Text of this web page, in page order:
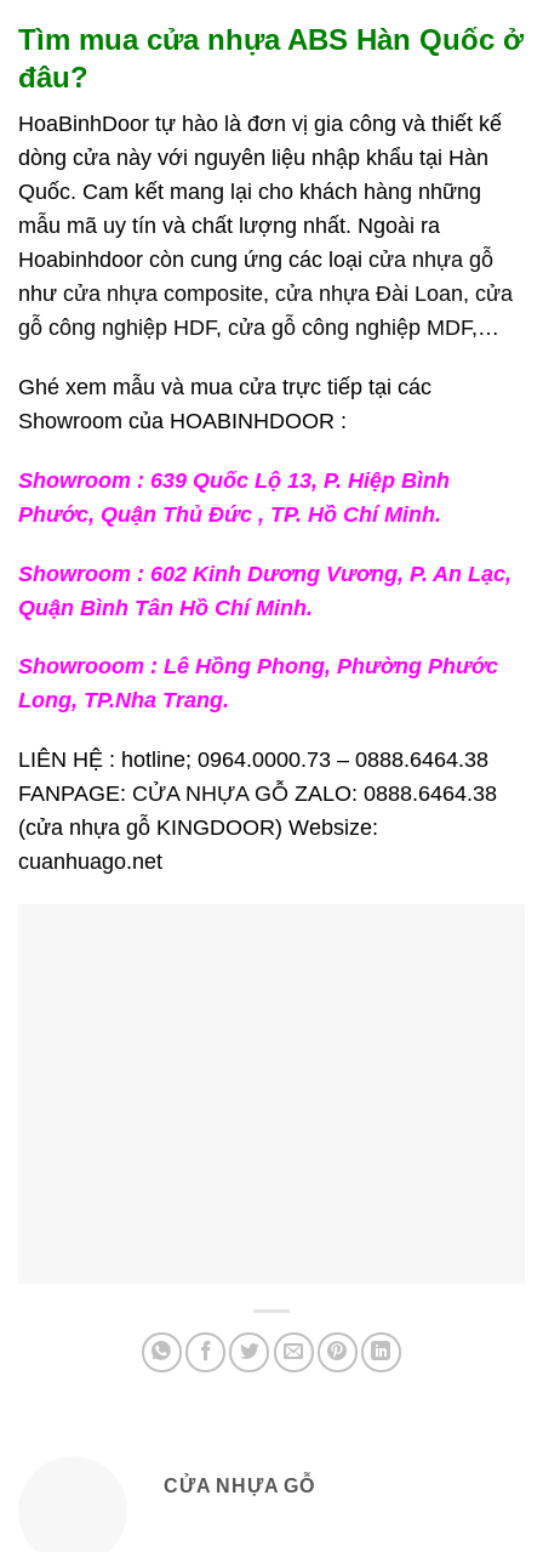
Tìm mua cửa nhựa ABS Hàn Quốc ở
đâu?
HoaBinhDoor tự hào là đơn vị gia công và thiết kế
dòng cửa này với nguyên liệu nhập khẩu tại Hàn
Quốc. Cam kết mang lại cho khách hàng những
mẫu mã uy tín và chất lượng nhất. Ngoài ra
Hoabinhdoor còn cung ứng các loại cửa nhựa gỗ
như cửa nhựa composite, cửa nhựa Đài Loan, cửa
gỗ công nghiệp HDF, cửa gỗ công nghiệp MDF,…
Ghé xem mẫu và mua cửa trực tiếp tại các
Showroom của HOABINHDOOR :
Showroom : 639 Quốc Lộ 13, P. Hiệp Bình
Phước, Quận Thủ Đức , TP. Hồ Chí Minh.
Showroom : 602 Kinh Dương Vương, P. An Lạc,
Quận Bình Tân Hồ Chí Minh.
Showrooom : Lê Hồng Phong, Phường Phước
Long, TP.Nha Trang.
LIÊN HỆ : hotline; 0964.0000.73 – 0888.6464.38
FANPAGE: CỬA NHỰA GỖ ZALO: 0888.6464.38
(cửa nhựa gỗ KINGDOOR) Websize:
cuanhuago.net
CỬA NHỰA GỖ